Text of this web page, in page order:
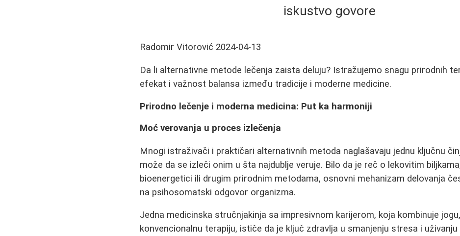
iskustvo govore
Radomir Vitorović 2024-04-13
Da li alternativne metode lečenja zaista deluju? Istražujemo snagu prirodnih
efekat i važnost balansa između tradicije i moderne medicine.
Prirodno lečenje i moderna medicina: Put ka harmoniji
Moć verovanja u proces izlečenja
Mnogi istraživači i praktičari alternativnih metoda naglašavaju jednu ključnu
može da se izleči onim u šta najdublje veruje. Bilo da je reč o lekovitim
bioenergetici ili drugim prirodnim metodama, osnovni mehanizam delovanja
na psihosomatski odgovor organizma.
Jedna medicinska stručnjakinja sa impresivnom karijerom, koja kombinuje
konvencionalnu terapiju, ističe da je ključ zdravlja u smanjenju stresa i